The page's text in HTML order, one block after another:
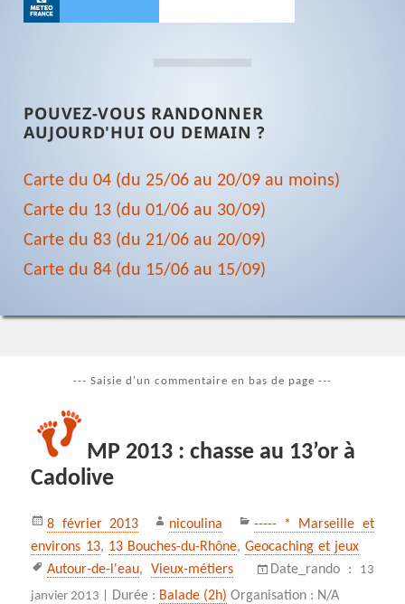
POUVEZ-VOUS RANDONNER
AUJOURD'HUI OU DEMAIN ?
Carte du 04 (du 25/06 au 20/09 au moins)
Carte du 13 (du 01/06 au 30/09)
Carte du 83 (du 21/06 au 20/09)
Carte du 84 (du 15/06 au 15/09)
--- Saisie d'un commentaire en bas de page ---
MP 2013 : chasse au 13’or à
Cadolive
Publié
le
8 février 2013 Auteur
nicoulina Catégories
----- * Marseille et
environs 13, 13 Bouches-du-Rhône,Geocaching et jeux
Mots-
clés
Autour-de-l'eau,Vieux-métiers Date_rando :
13
janvier 2013 |
Durée : Balade (2h) Organisation : N/A